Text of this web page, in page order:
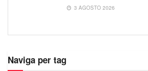
3 AGOSTO 2026
Naviga per tag